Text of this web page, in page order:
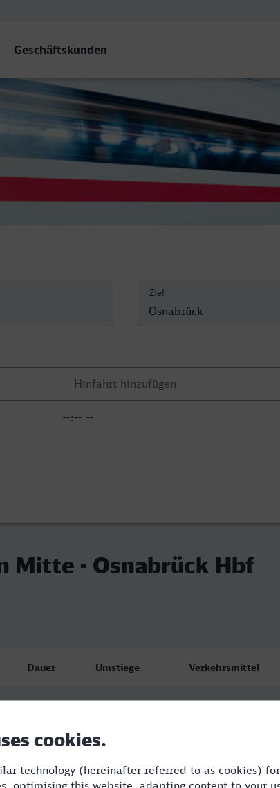
Geschäftskunden
Hbf
Ziel
Mitte - Osnabrück Hbf
Dauer Umstiege Verkehrsmittel